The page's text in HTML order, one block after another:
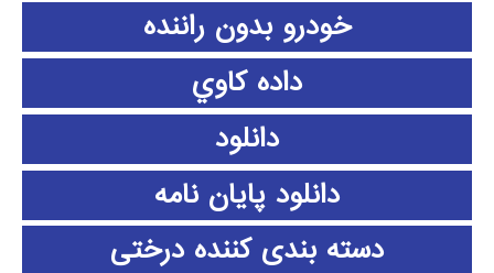
خودرو بدون راننده
داده كاوي
دانلود
دانلود پايان نامه
دسته بندی کننده درختی